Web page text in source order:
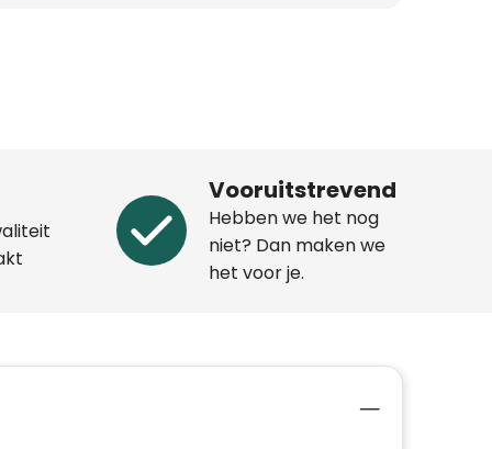
Vooruitstrevend
Hebben we het nog
niet? Dan maken we
het voor je.